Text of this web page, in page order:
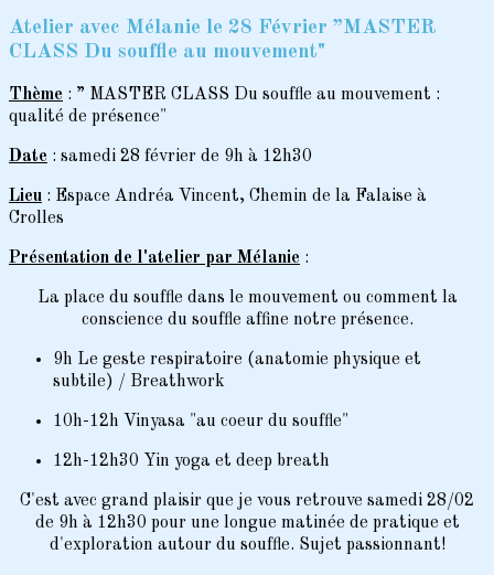
Atelier avec Mélanie le 28 Février ”MASTER
CLASS Du souffle au mouvement"
Thème : ” MASTER CLASS Du souffle au mouvement :
qualité de présence"
Date : samedi 28 février de 9h à 12h30
Lieu : Espace Andréa Vincent, Chemin de la Falaise à
Crolles
Présentation de l'atelier par Mélanie :
La place du souffle dans le mouvement ou comment la
conscience du souffle affine notre présence.
9h Le geste respiratoire (anatomie physique et
subtile) / Breathwork
10h-12h Vinyasa "au coeur du souffle"
12h-12h30 Yin yoga et deep breath
C'est avec grand plaisir que je vous retrouve samedi 28/02
de 9h à 12h30 pour une longue matinée de pratique et
d'exploration autour du souffle. Sujet passionnant!